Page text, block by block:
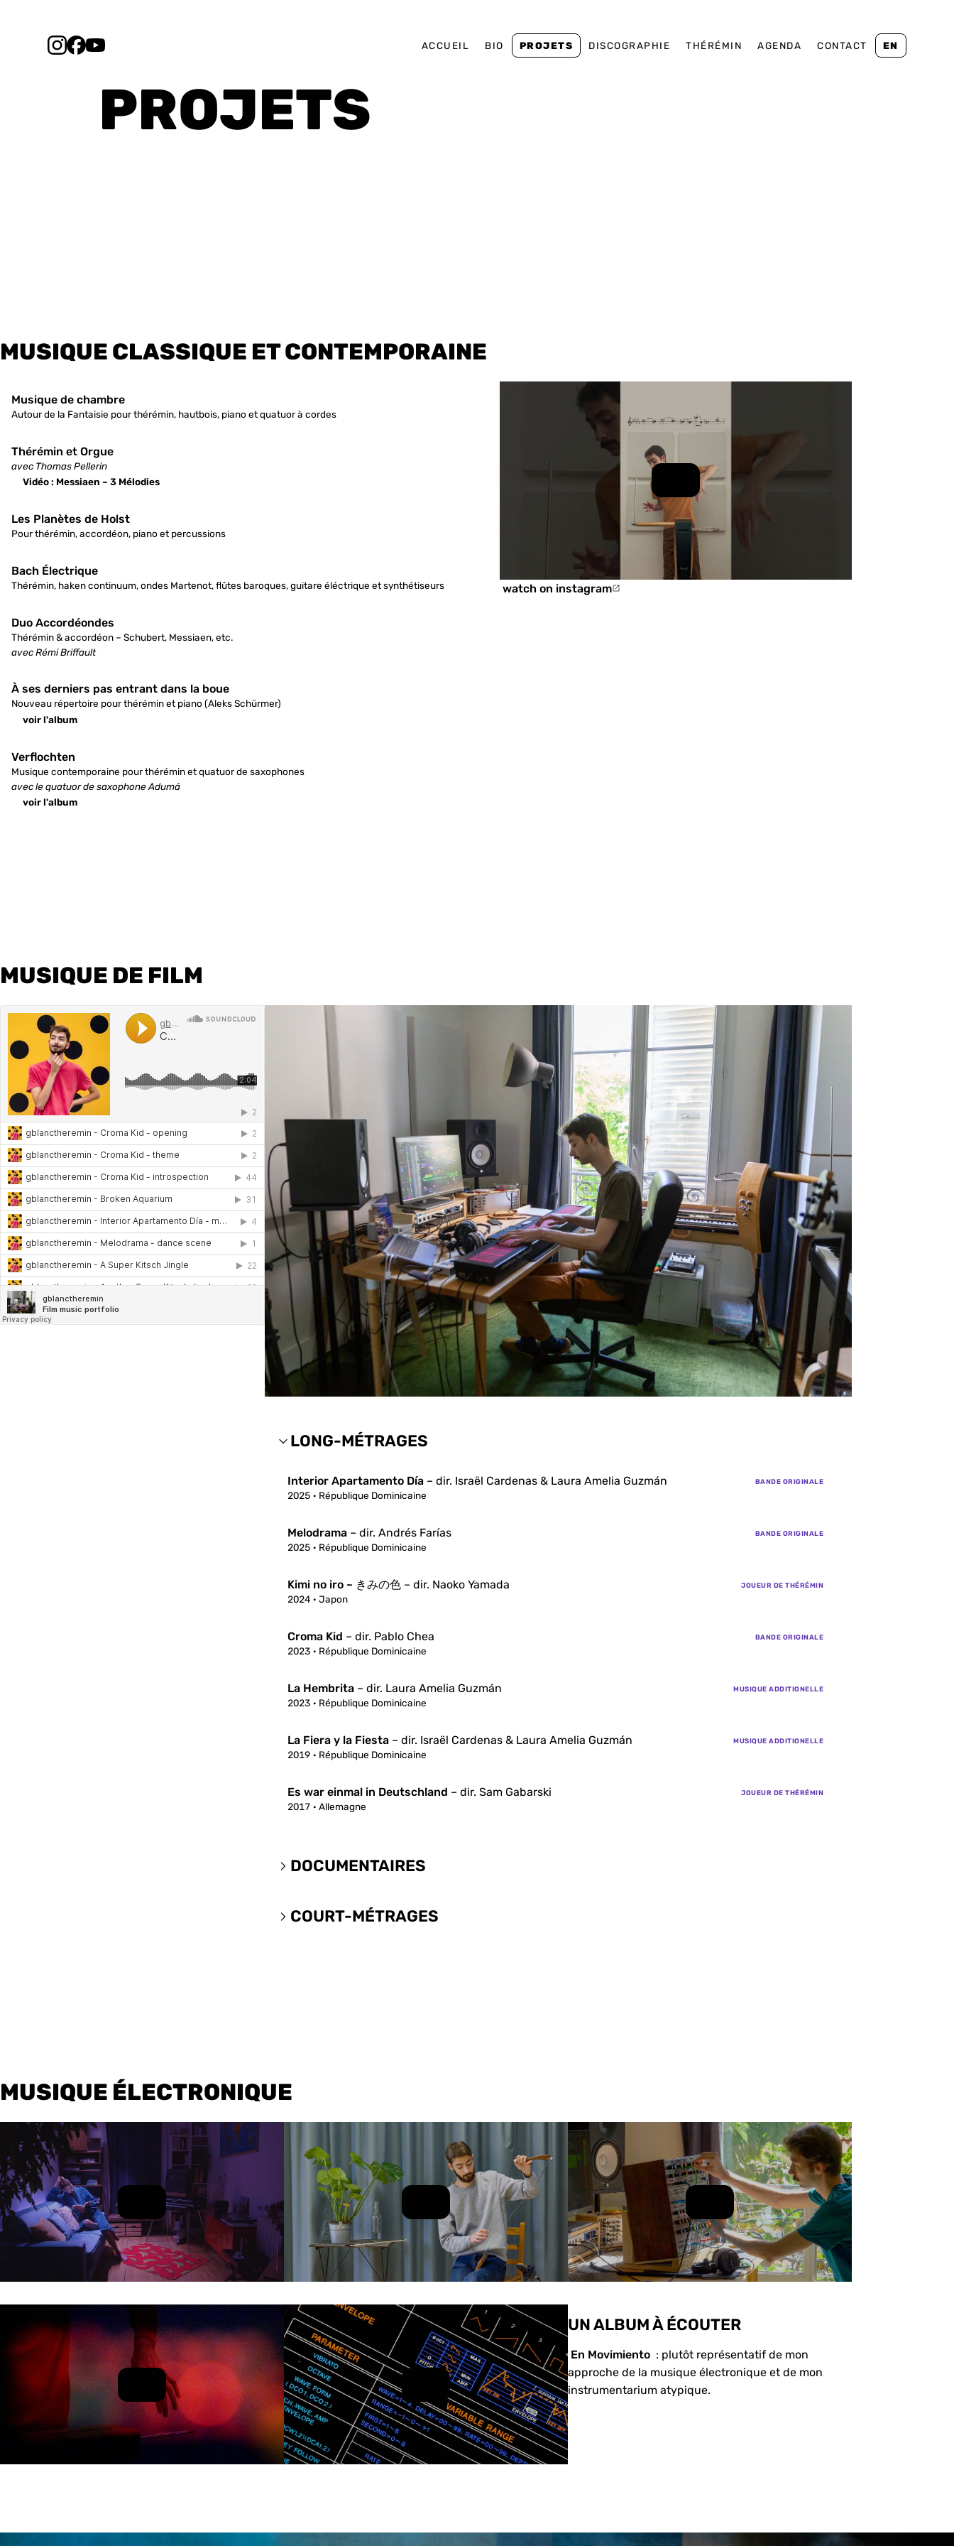
ACCUEIL BIO PROJETS DISCOGRAPHIE THÉRÉMIN AGENDA CONTACT EN
PROJETS
MUSIQUE CLASSIQUE ET CONTEMPORAINE
Musique de chambre
Autour de la Fantaisie pour thérémin, hautbois, piano et quatuor à cordes
Thérémin et Orgue
avec Thomas Pellerin
Vidéo : Messiaen – 3 Mélodies
Les Planètes de Holst
Pour thérémin, accordéon, piano et percussions
Bach Électrique
Thérémin, haken continuum, ondes Martenot, flûtes baroques, guitare éléctrique et synthétiseurs
Duo Accordéondes
Thérémin & accordéon – Schubert, Messiaen, etc.
avec Rémi Briffault
À ses derniers pas entrant dans la boue
Nouveau répertoire pour thérémin et piano (Aleks Schürmer)
voir l'album
Verflochten
Musique contemporaine pour thérémin et quatuor de saxophones
avec le quatuor de saxophone Adumá
voir l'album
watch on instagram
MUSIQUE DE FILM
LONG-MÉTRAGES
Interior Apartamento Día – dir. Israël Cardenas & Laura Amelia Guzmán
2025 République Dominicaine
BANDE ORIGINALE
Melodrama – dir. Andrés Farías
2025 République Dominicaine
BANDE ORIGINALE
Kimi no iro ~ きみの色 – dir. Naoko Yamada
2024 Japon
JOUEUR DE THÉRÉMIN
Croma Kid – dir. Pablo Chea
2023 République Dominicaine
BANDE ORIGINALE
La Hembrita – dir. Laura Amelia Guzmán
2023 République Dominicaine
MUSIQUE ADDITIONELLE
La Fiera y la Fiesta – dir. Israël Cardenas & Laura Amelia Guzmán
2019 République Dominicaine
MUSIQUE ADDITIONELLE
Es war einmal in Deutschland – dir. Sam Gabarski
2017 Allemagne
JOUEUR DE THÉRÉMIN
DOCUMENTAIRES
COURT-MÉTRAGES
MUSIQUE ÉLECTRONIQUE
UN ALBUM À ÉCOUTER
En Movimiento : plutôt représentatif de mon
approche de la musique électronique et de mon
instrumentarium atypique.